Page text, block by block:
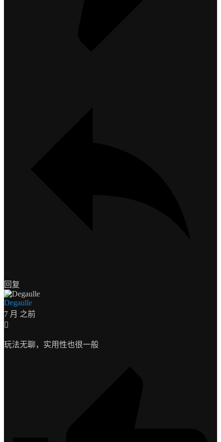
回复
Degaulle
7 月 之前
玩法无聊，实用性也很一般